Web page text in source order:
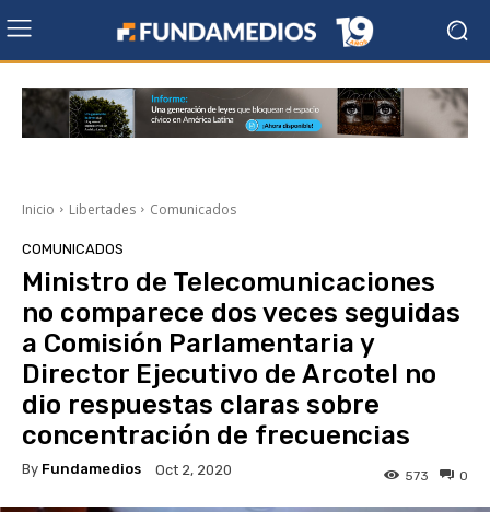
Inicio Libertades Comunicados
COMUNICADOS
Ministro de Telecomunicaciones
no comparece dos veces seguidas
a Comisión Parlamentaria y
Director Ejecutivo de Arcotel no
dio respuestas claras sobre
concentración de frecuencias
By Fundamedios Oct 2, 2020 0
573